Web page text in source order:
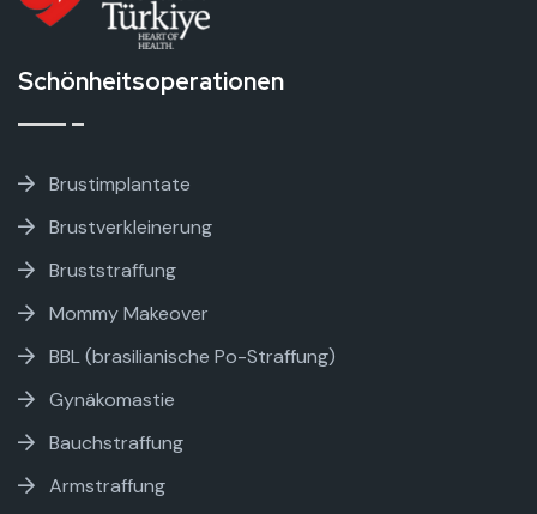
Schönheitsoperationen
Brustimplantate
Brustverkleinerung
Bruststraffung
Mommy Makeover
BBL (brasilianische Po-Straffung)
Gynäkomastie
Bauchstraffung
Armstraffung